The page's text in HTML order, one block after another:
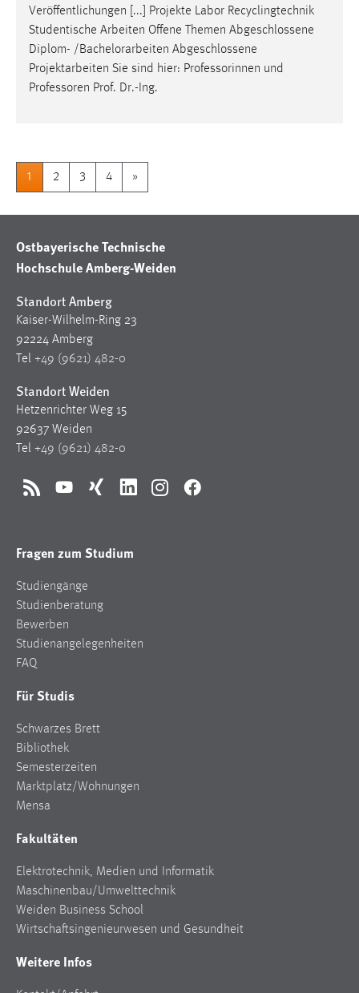
Veröffentlichungen [...] Projekte Labor Recyclingtechnik
Studentische Arbeiten Offene Themen Abgeschlossene
Diplom- /Bachelorarbeiten Abgeschlossene
Projektarbeiten Sie sind hier: Professorinnen und
Professoren Prof. Dr.-Ing.
1 2 3 4 »
Ostbayerische Technische
Hochschule Amberg-Weiden
Standort Amberg
Kaiser-Wilhelm-Ring 23
92224 Amberg
Tel +49 (9621) 482-0
Standort Weiden
Hetzenrichter Weg 15
92637 Weiden
Tel +49 (9621) 482-0
RSS YouTubeXing LinkedInInstagramFacebook
Fragen zum Studium
Studiengänge
Studienberatung
Bewerben
Studienangelegenheiten
FAQ
Für Studis
Schwarzes Brett
Bibliothek
Semesterzeiten
Marktplatz/Wohnungen
Mensa
Fakultäten
Elektrotechnik, Medien und Informatik
Maschinenbau/Umwelttechnik
Weiden Business School
Wirtschaftsingenieurwesen und Gesundheit
Weitere Infos